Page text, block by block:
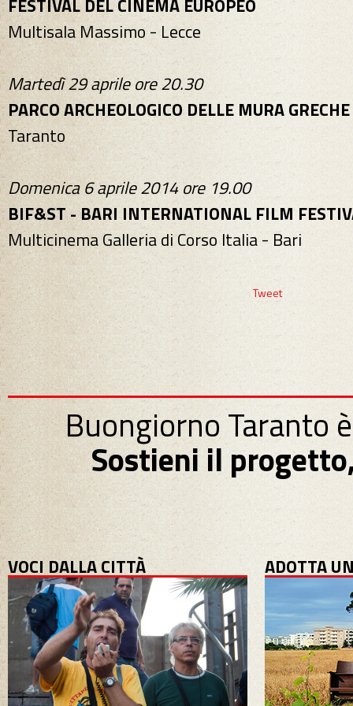
Multisala Massimo - Lecce
Martedì 29 aprile ore 20.30
PARCO ARCHEOLOGICO DELLE MURA GRECHE
Taranto
Domenica 6 aprile 2014 ore 19.00
BIF&ST - BARI INTERNATIONAL FILM
Multicinema Galleria di Corso Italia - Bari
Tweet
Buongiorno Taranto
Sostieni il
VOCI DALLA CITTÀ ADOTTA